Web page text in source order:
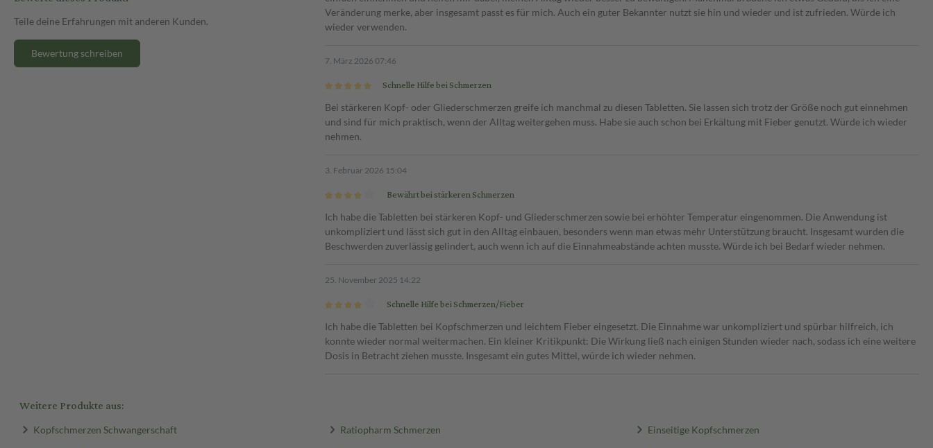
Teile deine Erfahrungen mit anderen Kunden.
Bewertung schreiben
Veränderung merke, aber insgesamt passt es für mich. Auch ein guter Bekannter nutzt sie hin und wieder und ist zufrieden. Würde ich
wieder verwenden.
7. März 2026 07:46
Schnelle Hilfe bei Schmerzen
Bei stärkeren Kopf- oder Gliederschmerzen greife ich manchmal zu diesen Tabletten. Sie lassen sich trotz der Größe noch gut einnehmen
und sind für mich praktisch, wenn der Alltag weitergehen muss. Habe sie auch schon bei Erkältung mit Fieber genutzt. Würde ich wieder
nehmen.
3. Februar 2026 15:04
Bewährt bei stärkeren Schmerzen
Ich habe die Tabletten bei stärkeren Kopf- und Gliederschmerzen sowie bei erhöhter Temperatur eingenommen. Die Anwendung ist
unkompliziert und lässt sich gut in den Alltag einbauen, besonders wenn man etwas mehr Unterstützung braucht. Insgesamt wurden die
Beschwerden zuverlässig gelindert, auch wenn ich auf die Einnahmeabstände achten musste. Würde ich bei Bedarf wieder nehmen.
25. November 2025 14:22
Schnelle Hilfe bei Schmerzen/Fieber
Ich habe die Tabletten bei Kopfschmerzen und leichtem Fieber eingesetzt. Die Einnahme war unkompliziert und spürbar hilfreich, ich
konnte wieder normal weitermachen. Ein kleiner Kritikpunkt: Die Wirkung ließ nach einigen Stunden wieder nach, sodass ich eine weitere
Dosis in Betracht ziehen musste. Insgesamt ein gutes Mittel, würde ich wieder nehmen.
Weitere Produkte aus:
Kopfschmerzen Schwangerschaft Ratiopharm Schmerzen Einseitige Kopfschmerzen